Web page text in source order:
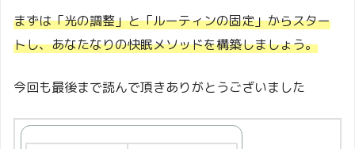
まずは「光の調整」と「ルーティンの固定」からスター
トし、あなたなりの快眠メソッドを構築しましょう。
今回も最後まで読んで頂きありがとうございました